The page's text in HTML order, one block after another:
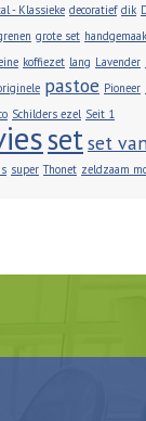
- Klassieke decoratief dik
grote set
koffiezet lang Lavender
pastoe Pioneer
Schilders ezel Seit 1
setset
super Thonet zeldzaam